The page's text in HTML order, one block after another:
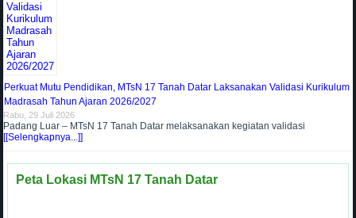
Perkuat Mutu Pendidikan, MTsN 17 Tanah Datar Laksanakan Validasi Kurikulum
Madrasah Tahun Ajaran 2026/2027
Rabu, 29 Juli 2026
Padang Luar – MTsN 17 Tanah Datar melaksanakan kegiatan validasi
[[Selengkapnya...]]
Peta Lokasi MTsN 17 Tanah Datar